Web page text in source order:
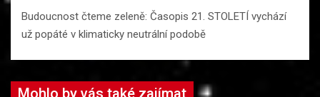
Budoucnost čteme zeleně: Časopis 21. STOLETÍ vychází
už popáté v klimaticky neutrální podobě
Mohlo by vás také zajímat